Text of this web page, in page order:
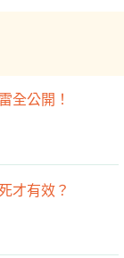
全公開！
才有效？